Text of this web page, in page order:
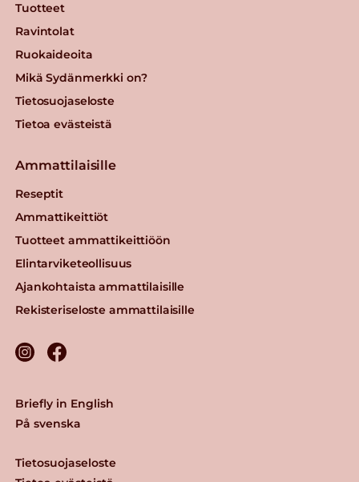
Tuotteet
Ravintolat
Ruokaideoita
Mikä Sydänmerkki on?
Tietosuojaseloste
Tietoa evästeistä
Ammattilaisille
Reseptit
Ammattikeittiöt
Tuotteet ammattikeittiöön
Elintarviketeollisuus
Ajankohtaista ammattilaisille
Rekisteriseloste ammattilaisille
Tietosuojaseloste
Briefly in English
På svenska